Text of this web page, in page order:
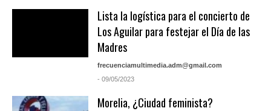
Lista la logística para el concierto de
Los Aguilar para festejar el Día de las
Madres
frecuenciamultimedia.adm@gmail.com
- 09/05/2023
Morelia, ¿Ciudad feminista?